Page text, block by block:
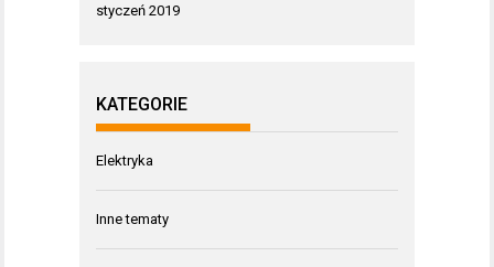
styczeń 2019
KATEGORIE
Elektryka
Inne tematy